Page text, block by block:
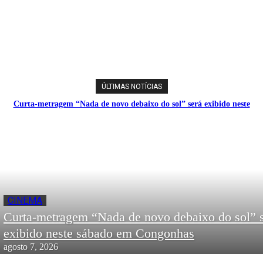
ÚLTIMAS NOTÍCIAS
Curta-metragem “Nada de novo debaixo do sol” será exibido neste
CINEMA
Curta-metragem “Nada de novo debaixo do sol”
exibido neste sábado em Congonhas
agosto 7, 2026